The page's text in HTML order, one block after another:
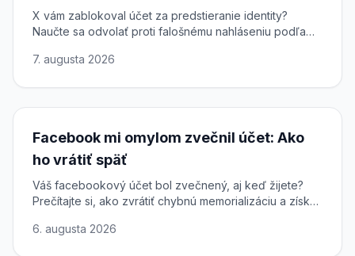
X vám zablokoval účet za predstieranie identity?
Naučte sa odvolať proti falošnému nahláseniu podľa
7. augusta 2026
Facebook mi omylom zvečnil účet: Ako
ho vrátiť späť
Váš facebookový účet bol zvečnený, aj keď žijete?
Prečítajte si, ako zvrátiť chybnú memorializáciu a získať
6. augusta 2026